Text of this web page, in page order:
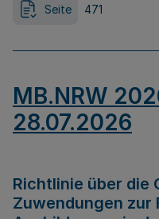
Seite 471
MB.NRW
28.07.2026
Richtlinie über die
Zuwendungen zur